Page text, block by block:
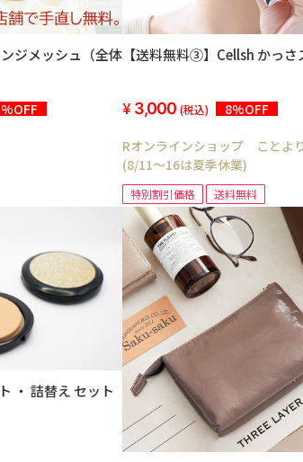
ジメッシュ（全体 【送料無料③】Cellsh かっ
3,000 (税込) 8%OFF
Rオンラインショップ ことよ
(8/11～16は夏季休業)
特別割引価格 送料無料
・ 詰替え セット